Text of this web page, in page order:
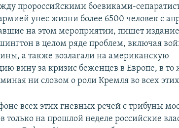
пророссийскими боевиками-
унес жизни более 6500 человек с
на этом мероприятии, пишет
в целом ряде проблем, включая
а также возлагали на американскую
вину за кризис беженцев в Европе, в то
ни словом о роли Кремля во всех
всех этих гневных речей с трибуны
только на прошлой неделе российские